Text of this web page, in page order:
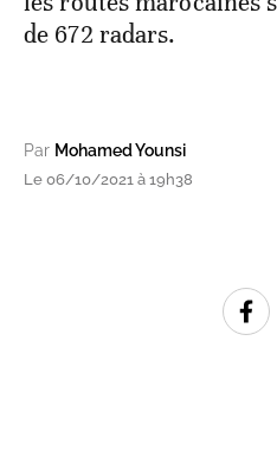
de 672 radars.
Par Mohamed Younsi
Le 06/10/2021 à 19h38